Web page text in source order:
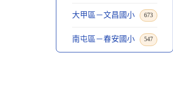
大甲區－文昌國小 673
南屯區－春安國小 547